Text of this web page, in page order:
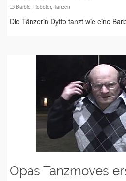
Barbie, Roboter, Tanzen
Die Tänzerin Dytto tanzt wie eine
Opas Tanzmoves